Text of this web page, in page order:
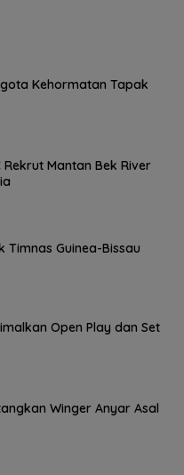
Kehormatan Tapak
Mantan Bek River
Timnas Guinea-Bissau
Open Play dan Set
Winger Anyar Asal